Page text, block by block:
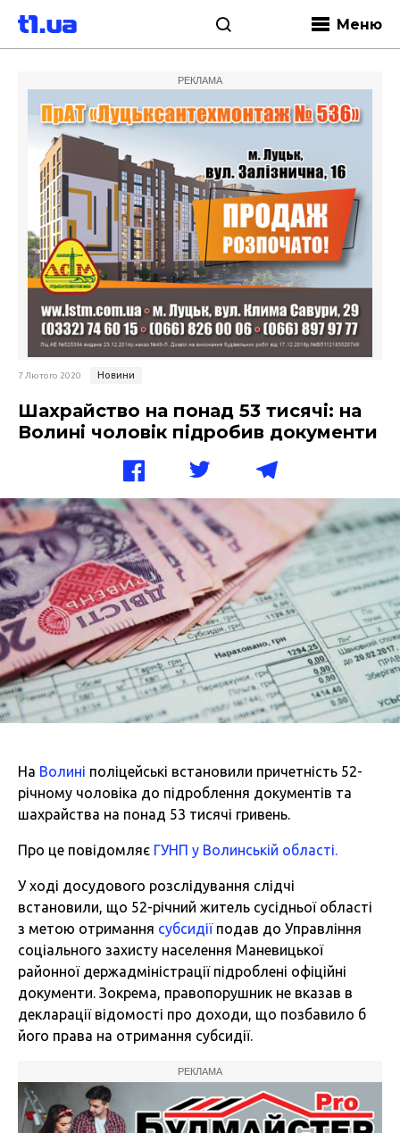
Меню
РЕКЛАМА
7 Лютого 2020 Новини
Шахрайство на понад 53 тисячі: на
Волині чоловік підробив документи
На Волині поліцейські встановили причетність 52-
річному чоловіка до підроблення документів та
шахрайства на понад 53 тисячі гривень.
Про це повідомляє ГУНП у Волинській області.
У ході досудового розслідування слідчі
встановили, що 52-річний житель сусідньої області
з метою отримання субсидіїподав до Управління
соціального захисту населення Маневицької
районної держадміністрації підроблені офіційні
документи. Зокрема, правопорушник не вказав в
декларації відомості про доходи, що позбавило б
його права на отримання субсидії.
РЕКЛАМА